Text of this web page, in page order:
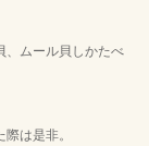
、ムール貝しかたべ
は是非。